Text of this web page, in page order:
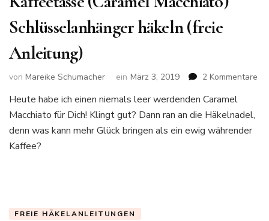
Schlüsselanhänger häkeln (freie
Anleitung)
von Mareike Schumacher ein März 3, 2019 2 Kommentare
Heute habe ich einen niemals leer werdenden Caramel
Macchiato für Dich! Klingt gut? Dann ran an die Häkelnadel,
denn was kann mehr Glück bringen als ein ewig währender
Kaffee?
FREIE HÄKELANLEITUNGEN